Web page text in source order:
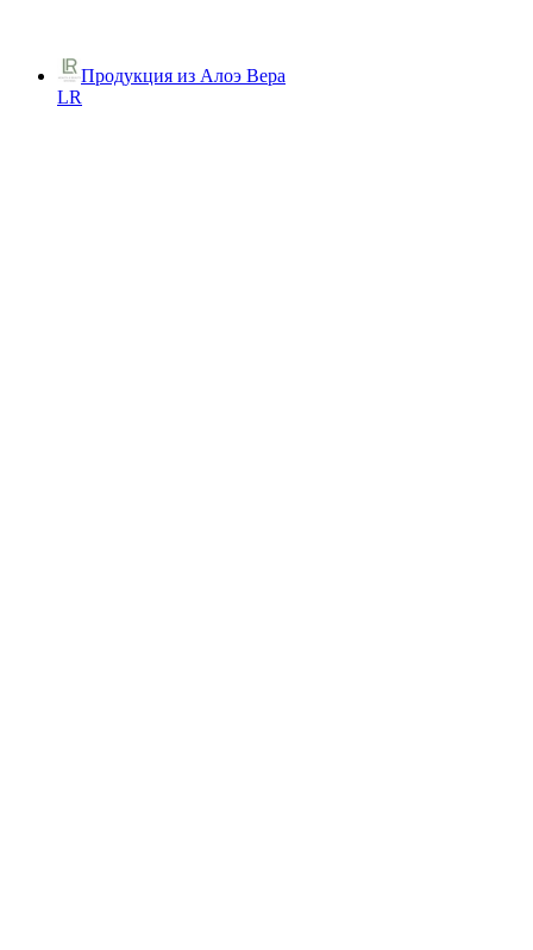
Продукция из Алоэ Вера
LR